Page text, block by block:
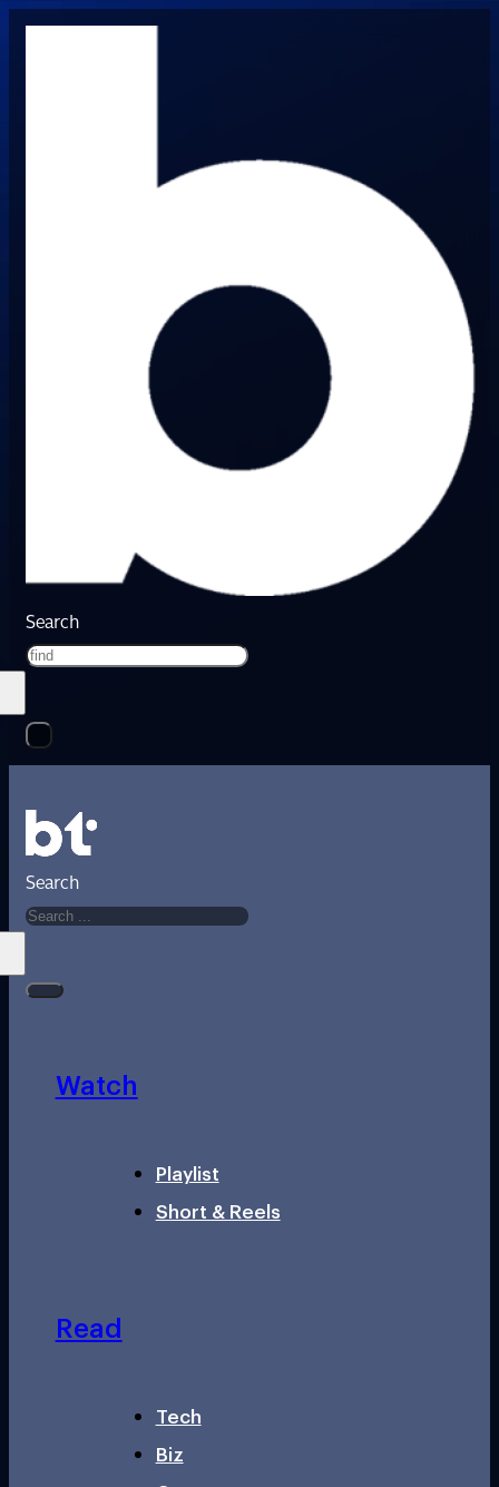
Search
Search
Watch
Playlist
Short & Reels
Read
Tech
Biz